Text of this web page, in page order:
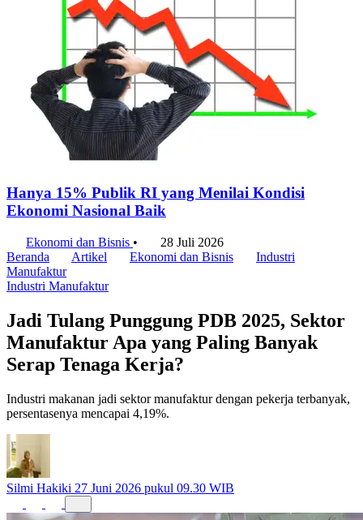
Hanya 15% Publik RI yang Menilai Kondisi
Ekonomi Nasional Baik
Ekonomi dan Bisnis •
28 Juli 2026
Beranda
Artikel Ekonomi dan Bisnis
Industri
Manufaktur
Industri Manufaktur
Jadi Tulang Punggung PDB 2025, Sektor
Manufaktur Apa yang Paling Banyak
Serap Tenaga Kerja?
Industri makanan jadi sektor manufaktur dengan pekerja terbanyak,
persentasenya mencapai 4,19%.
Silmi Hakiki 27 Juni 2026 pukul 09.30 WIB